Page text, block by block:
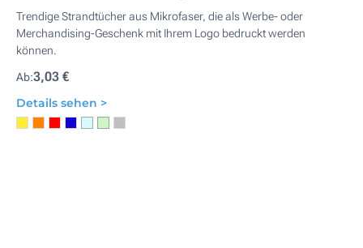
Trendige Strandtücher aus Mikrofaser, die als Werbe- oder
Merchandising-Geschenk mit Ihrem Logo bedruckt werden
können.
Ab:3,03 €
Details sehen >